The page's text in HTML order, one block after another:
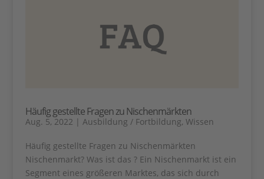
Häufig gestellte Fragen zu Nischenmärkten
Aug. 5, 2022 | Ausbildung / Fortbildung, Wissen
Häufig gestellte Fragen zu Nischenmärkten
Nischenmarkt? Was ist das ? Ein Nischenmarkt ist ein
Segment eines größeren Marktes, das sich durch